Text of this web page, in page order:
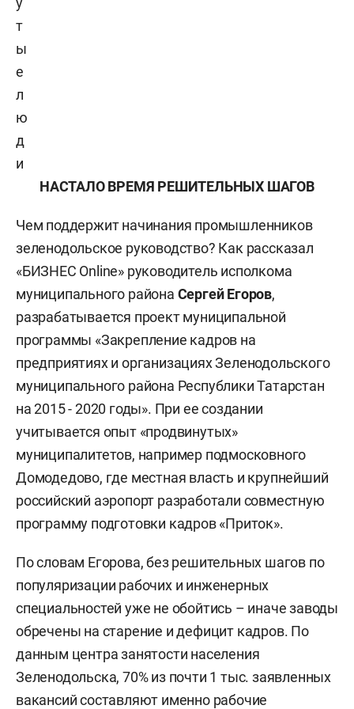
т
ы
е
л
ю
д
и
НАСТАЛО ВРЕМЯ РЕШИТЕЛЬНЫХ ШАГОВ
Чем поддержит начинания промышленников
зеленодольское руководство? Как рассказал
«БИЗНЕС Online» руководитель исполкома
муниципального района Сергей Егоров,
разрабатывается проект муниципальной
программы «Закрепление кадров на
предприятиях и организациях Зеленодольского
муниципального района Республики Татарстан
на 2015 - 2020 годы». При ее создании
учитывается опыт «продвинутых»
муниципалитетов, например подмосковного
Домодедово, где местная власть и крупнейший
российский аэропорт разработали совместную
программу подготовки кадров «Приток».
По словам Егорова, без решительных шагов по
популяризации рабочих и инженерных
специальностей уже не обойтись – иначе заводы
обречены на старение и дефицит кадров. По
данным центра занятости населения
Зеленодольска, 70% из почти 1 тыс. заявленных
вакансий составляют именно рабочие